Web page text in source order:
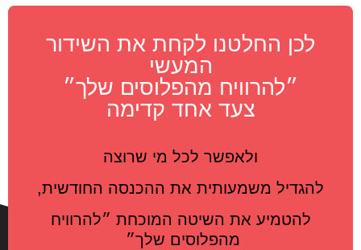
לכן החלטנו לקחת את השידור
המעשי
״להרוויח מהפלוסים שלך״
צעד אחד קדימה
ולאפשר לכל מי שרוצה
להגדיל משמעותית את ההכנסה החודשית,
להטמיע את השיטה המוכחת ״להרוויח
מהפלוסים שלך״